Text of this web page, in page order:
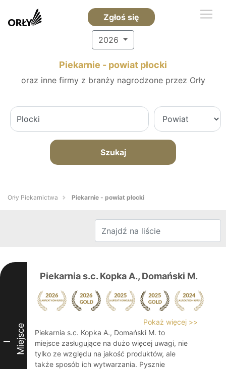
Zgłoś się
2026
Piekarnie - powiat płocki
oraz inne firmy z branży nagrodzone przez Orły
Szukaj
Orły Piekarnictwa Piekarnie - powiat płocki
I Miejsce
Piekarnia s.c. Kopka A., Domański M.
Pokaż więcej >>
Piekarnia s.c. Kopka A., Domański M. to
miejsce zasługujące na dużo więcej uwagi, nie
tylko ze względu na jakość produktów, ale
także sposób ich wytwarzania. Pysznie